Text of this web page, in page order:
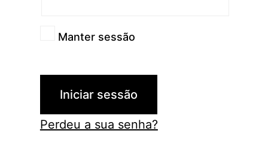
Manter sessão
Iniciar sessão
Perdeu a sua senha?